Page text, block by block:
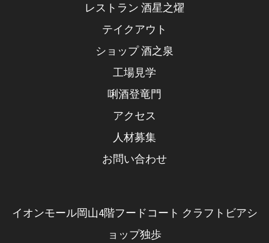
レストラン 酒星之燿
テイクアウト
ショップ 酒之泉
工場見学
唎酒登竜門
アクセス
人材募集
お問い合わせ
イオンモール岡山4階フードコート クラフトビアシ
ョップ独歩